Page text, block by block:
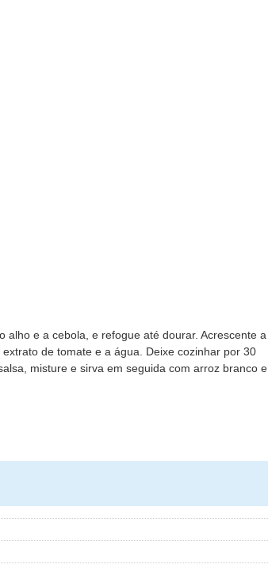
e a cebola, e refogue até dourar. Acrescente a
de tomate e a água. Deixe cozinhar por 30
misture e sirva em seguida com arroz branco e